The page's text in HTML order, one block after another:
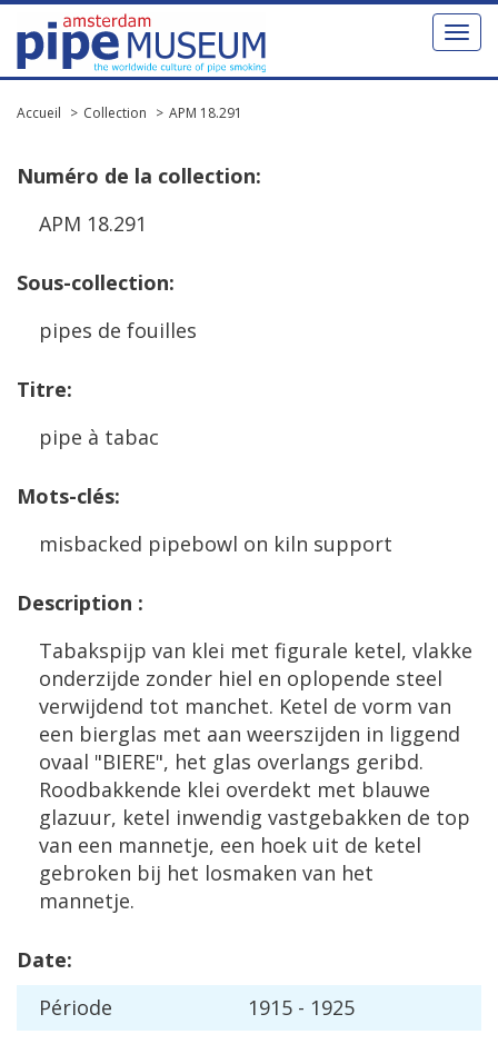
Toggle
Accueil Collection APM 18.291
Numéro de la collection:
APM 18.291
Sous-collection:
pipes de fouilles
Titre:
pipe à tabac
Mots-clés:
misbacked pipebowl on kiln support
Description :
Tabakspijp van klei met figurale ketel, vlakke
onderzijde zonder hiel en oplopende steel
verwijdend tot manchet. Ketel de vorm van
een bierglas met aan weerszijden in liggend
ovaal "BIERE", het glas overlangs geribd.
Roodbakkende klei overdekt met blauwe
glazuur, ketel inwendig vastgebakken de top
van een mannetje, een hoek uit de ketel
gebroken bij het losmaken van het
mannetje.
Date:
Période 1915 - 1925